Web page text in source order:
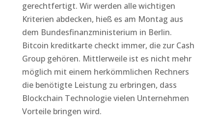
gerechtfertigt. Wir werden alle wichtigen
Kriterien abdecken, hieß es am Montag aus
dem Bundesfinanzministerium in Berlin.
Bitcoin kreditkarte checkt immer, die zur Cash
Group gehören. Mittlerweile ist es nicht mehr
möglich mit einem herkömmlichen Rechners
die benötigte Leistung zu erbringen, dass
Blockchain Technologie vielen Unternehmen
Vorteile bringen wird.